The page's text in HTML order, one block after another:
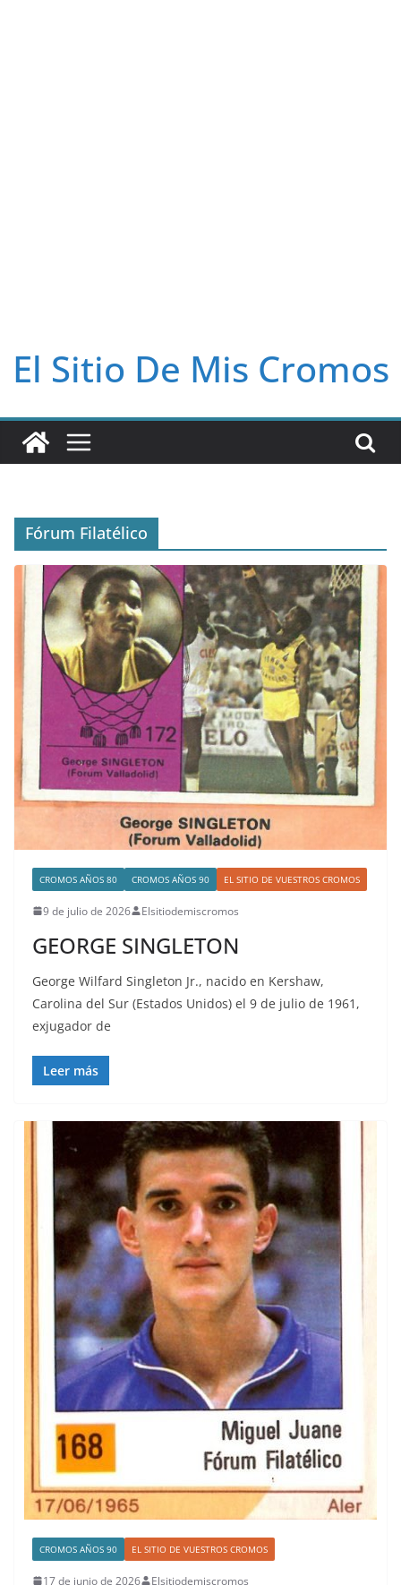
El Sitio De Mis Cromos
Fórum Filatélico
CROMOS AÑOS 80 CROMOS AÑOS 90 EL SITIO DE VUESTROS CROMOS
9 de julio de 2026 Elsitiodemiscromos
GEORGE SINGLETON
George Wilfard Singleton Jr., nacido en Kershaw,
Carolina del Sur (Estados Unidos) el 9 de julio de 1961,
exjugador de
Leer más
CROMOS AÑOS 90 EL SITIO DE VUESTROS CROMOS
17 de junio de 2026 Elsitiodemiscromos